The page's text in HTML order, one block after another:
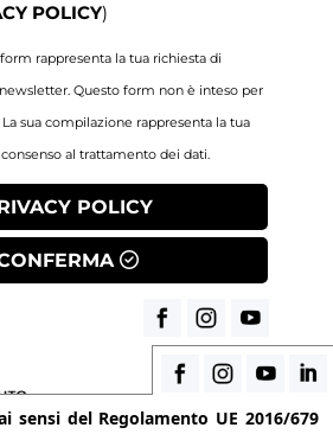
POLICY)
rappresenta la tua richiesta di
Questo form non è inteso per
sua compilazione rappresenta la tua
al trattamento dei dati.
POLICY
sensi del Regolamento UE 2016/679